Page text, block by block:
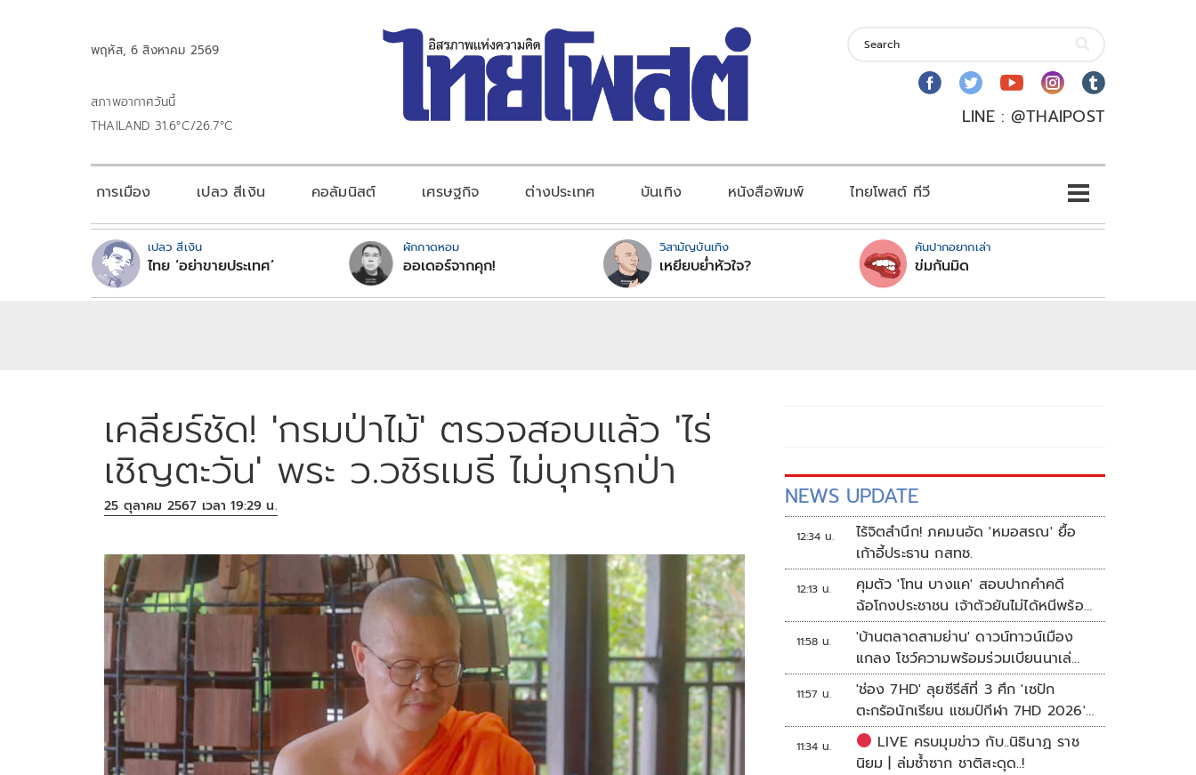
พฤหัส, 6 สิงหาคม 2569
สภาพอากาศวันนี้
THAILAND 31.6°C/26.7°C
LINE : @THAIPOST
การเมือง เปลว สีเงิน คอลัมนิสต์ เศรษฐกิจ ต่างประเทศ บันเทิง หนังสือพิมพ์ ไทยโพสต์ ทีวี
เปลว สีเงิน
ไทย ‘อย่าขายประเทศ’
ผักกาดหอม
ออเดอร์จากคุก!
วิสามัญบันเทิง
เหยียบย่ำหัวใจ?
คันปากอยากเล่า
ข่มกันมิด
เคลียร์ชัด! 'กรมป่าไม้' ตรวจสอบแล้ว 'ไร่
เชิญตะวัน' พระ ว.วชิรเมธี ไม่บุกรุกป่า
25 ตุลาคม 2567 เวลา 19:29 น. NEWS UPDATE
12:34 น.
ไร้จิตสำนึก! ภคมนอัด 'หมอสรณ' ยื้อ
เก้าอี้ประธาน กสทช.
12:13 น.
คุมตัว 'โทน บางแค' สอบปากคำคดี
ฉ้อโกงประชาชน เจ้าตัวยันไม่ได้หนีพร้อม
สู้คดี
11:58 น.
'บ้านตลาดสามย่าน' ดาวน์ทาวน์เมือง
แกลง โชว์ความพร้อมร่วมเบียนนาเล่
ระยอง
11:57 น.
'ช่อง 7HD' ลุยซีรีส์ที่ 3 ศึก 'เซปัก
ตะกร้อนักเรียน แชมป์กีฬา 7HD 2026'
เปิดรับทีมหญิงครั้งแรก
11:34 น.
LIVE ครบมุมข่าว กับ..นิธินาฏ ราช
นิยม | ล่มซ้ำซาก ชาติสะดุด..!